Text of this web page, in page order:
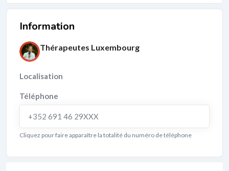
Information
Thérapeutes Luxembourg
Localisation
Téléphone
+352 691 46 29XXX
Cliquez pour faire apparaître la totalité du numéro de téléphone